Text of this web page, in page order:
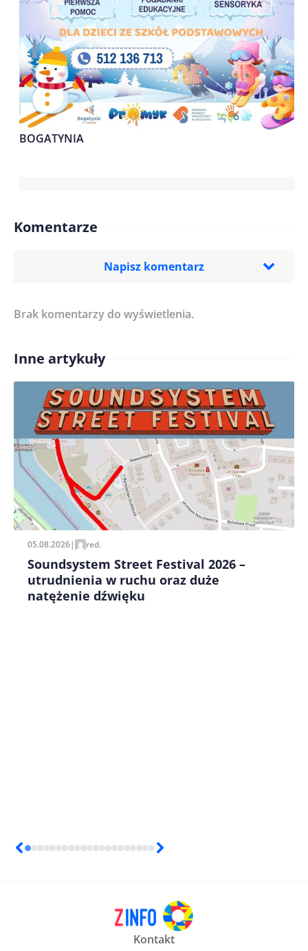
BOGATYNIA
Komentarze
Napisz komentarz
Treść komentarza*
Imię/ Nick*
Zapamiętaj moje dane w tej przeglądarce podczas
pisania kolejnych komentarzy.
Brak komentarzy do wyświetlenia.
Inne artykuły
05.08.2026| red.
Soundsystem Street Festival 2026 –
utrudnienia w ruchu oraz duże
natężenie dźwięku
Kontakt